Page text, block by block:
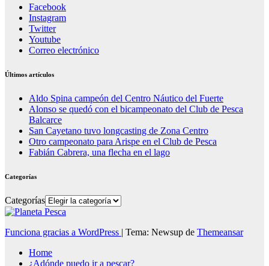
Facebook
Instagram
Twitter
Youtube
Correo electrónico
Últimos artículos
Aldo Spina campeón del Centro Náutico del Fuerte
Alonso se quedó con el bicampeonato del Club de Pesca
Balcarce
San Cayetano tuvo longcasting de Zona Centro
Otro campeonato para Arispe en el Club de Pesca
Fabián Cabrera, una flecha en el lago
Categorías
Categorías
Funciona gracias a WordPress | Tema: Newsup de Themeansar
Home
¿Adónde puedo ir a pescar?